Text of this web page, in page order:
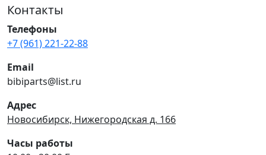
Контакты
Телефоны
+7 (961) 221-22-88
Email
bibiparts@list.ru
Адрес
Новосибирск, Нижегородская д. 166
Часы работы